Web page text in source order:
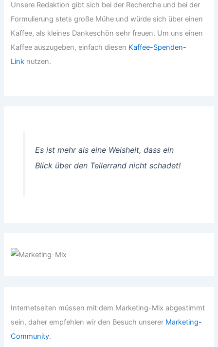
Unsere Redaktion gibt sich bei der Recherche und bei der
Formulierung stets große Mühe und würde sich über einen
Kaffee, als kleines Dankeschön sehr freuen. Um uns einen
Kaffee auszugeben, einfach diesen Kaffee-Spenden-
Link nutzen.
Es ist mehr als eine Weisheit, dass ein
Blick über den Tellerrand nicht schadet!
Internetseiten müssen mit dem Marketing-Mix abgestimmt
sein, daher empfehlen wir den Besuch unserer Marketing-
Community.